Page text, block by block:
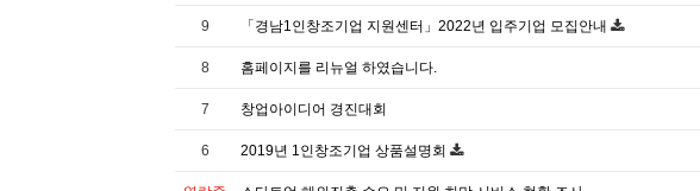
9 「경남1인창조기업 지원센터」2022년 입주기업 모집안내
8 홈페이지를 리뉴얼 하였습니다.
7 창업아이디어 경진대회
6 2019년 1인창조기업 상품설명회